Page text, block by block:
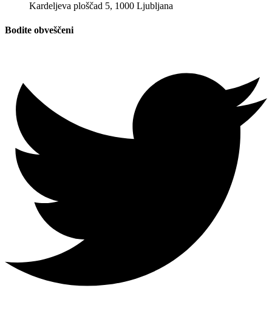
Kardeljeva ploščad 5, 1000 Ljubljana
Bodite obveščeni